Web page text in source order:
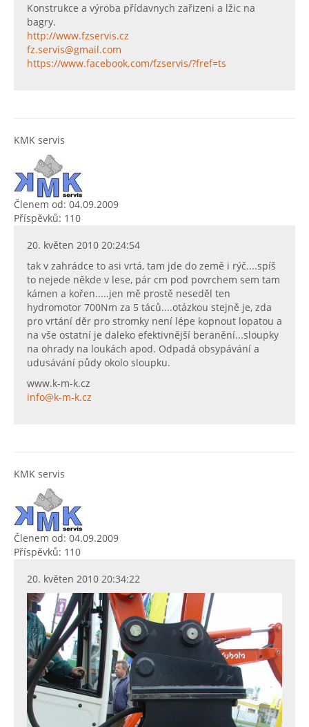
Konstrukce a výroba přídavnych zařizeni a lžic na
bagry.
http://www.fzservis.cz
fz.servis@gmail.com
https://www.facebook.com/fzservis/?fref=ts
KMK servis
Členem od: 04.09.2009
Příspěvků: 110
20. květen 2010 20:24:54
tak v zahrádce to asi vrtá, tam jde do země i rýč....spíš
to nejede někde v lese, pár cm pod povrchem sem tam
kámen a kořen.....jen mě prostě neseděl ten
hydromotor 700Nm za 5 táců....otázkou stejně je, zda
pro vrtání děr pro stromky není lépe kopnout lopatou a
na vše ostatní je daleko efektivnější beranění...sloupky
na ohrady na loukách apod. Odpadá obsypávání a
udusávání půdy okolo sloupku.
www.k-m-k.cz
info@k-m-k.cz
KMK servis
Členem od: 04.09.2009
Příspěvků: 110
20. květen 2010 20:34:22